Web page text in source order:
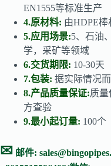
EN1555等标准生产
4.原材料: 由HDPE
5.应用场景:5、石油
学，采矿等领域
6.交货期限: 10-30天
7.包装: 据实际情况
8.产品质量保证:质量
方查验
9.最小起订量: 100个
✉ 邮件: